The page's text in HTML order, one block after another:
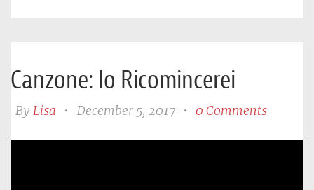
Canzone: Io Ricomincerei
By Lisa • December 5, 2017 • 0 Comments